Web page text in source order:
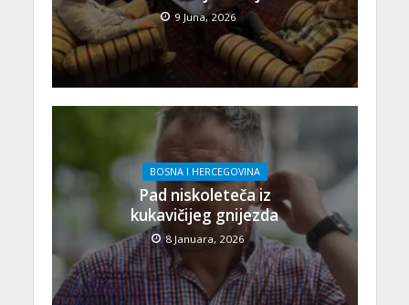
9 Juna, 2026
BOSNA I HERCEGOVINA
Pad niskoleteča iz
kukavičijeg gnijezda
8 Januara, 2026